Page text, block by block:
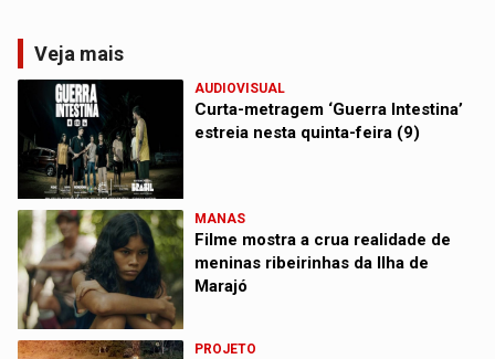
Veja mais
AUDIOVISUAL
Curta-metragem ‘Guerra Intestina’
estreia nesta quinta-feira (9)
MANAS
Filme mostra a crua realidade de
meninas ribeirinhas da Ilha de
Marajó
PROJETO